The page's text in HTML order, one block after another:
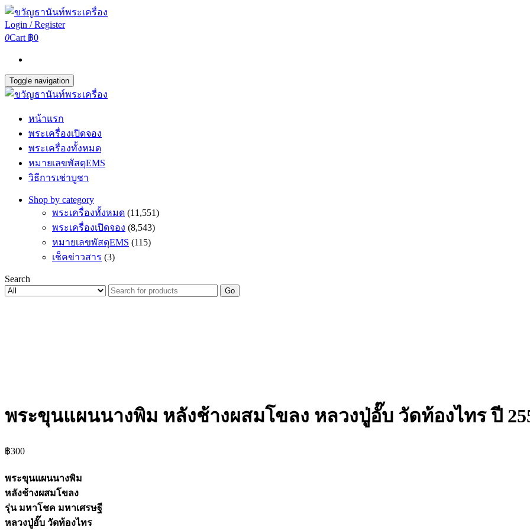
Login / Register
0Cart ฿0
Toggle navigation
หน้าแรก
พระเครื่องเปิดจอง
พระเครื่องทั้งหมด
หมายเลขพัสดุEMS
วิธีการเช่าบูชา
Shop by category
พระเครื่องทั้งหมด (11,551)
พระเครื่องเปิดจอง (8,543)
หมายเลขพัสดุEMS (115)
เช็คข่าวสาร (3)
Search
Go
พระขุนแผนนางพิม หลังช้างผสมโขลง หลวงปู่อั๊บ วัดท้องไทร ปี
฿300
พระขุนแผนนางพิม
หลังช้างผสมโขลง
รุ่น มหาโชค มหาเศรษฐี
หลวงปู่อั๊บ วัดท้องไทร